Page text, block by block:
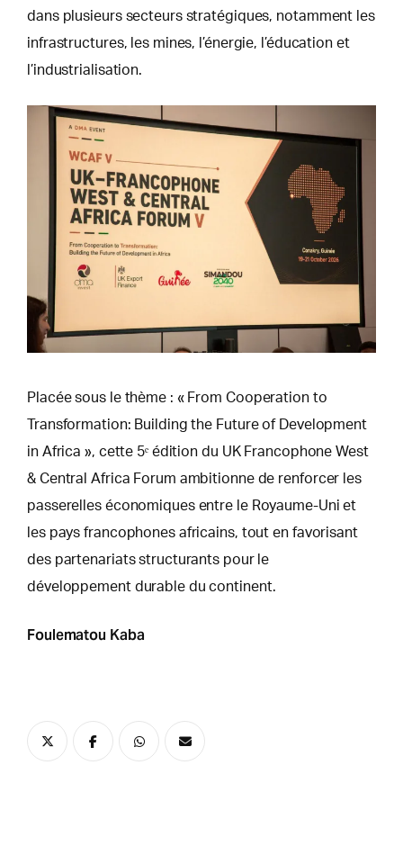
dans plusieurs secteurs stratégiques, notamment les
infrastructures, les mines, l’énergie, l’éducation et
l’industrialisation.
Placée sous le thème : « From Cooperation to
Transformation: Building the Future of Development
in Africa », cette 5ᵉ édition du UK Francophone West
& Central Africa Forum ambitionne de renforcer les
passerelles économiques entre le Royaume-Uni et
les pays francophones africains, tout en favorisant
des partenariats structurants pour le
développement durable du continent.
Foulematou Kaba